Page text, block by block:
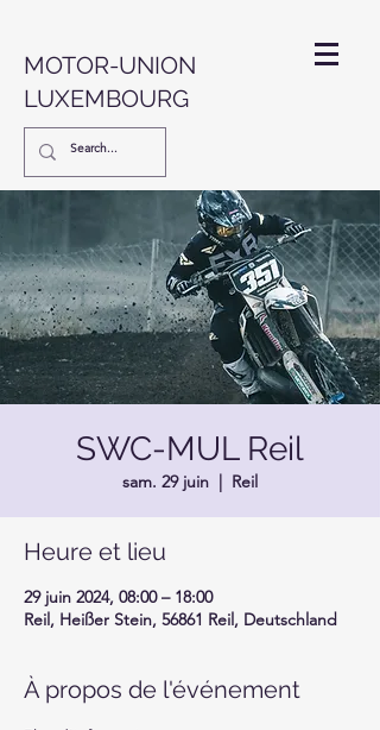
MOTOR-UNION
LUXEMBOURG
SWC-MUL Reil
sam. 29 juin
  |
Reil
Heure et lieu
29 juin 2024, 08:00 – 18:00
Reil, Heißer Stein, 56861 Reil, Deutschland
À propos de l'événement